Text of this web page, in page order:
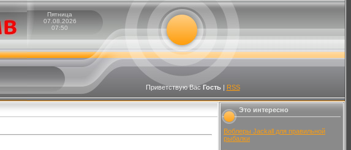
Пятница
07.08.2026
07:50
Приветствую Вас Гость| RSS
Это интересно
Воблеры Jackall для правильной
рыбалки